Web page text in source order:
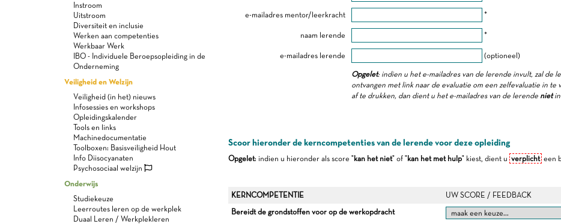
Instroom
Uitstroom
Diversiteit en inclusie
Werken aan competenties
Werkbaar Werk
IBO - Individuele Beroepsopleiding in de
Onderneming
Veiligheid en Welzijn
Veiligheid (in het) nieuws
Infosessies en workshops
Opleidingskalender
Tools en links
Machinedocumentatie
Toolboxen: Basisveiligheid Hout
Info Diisocyanaten
Psychosociaal welzijn
Onderwijs
Studiekeuze
Leerroutes leren op de werkplek
Duaal Leren / Werkplekleren
e-mailadres mentor/leerkracht *
naam lerende *
e-mailadres lerende (optioneel)
Opgelet: indien u het e-mailadres van de lerende invult, zal de
ontvangen met link naar de evaluatie om een zelfevaluatie in
af te drukken, dan dient u het e-mailadres van de lerende nietin
Scoor hieronder de kerncompetenties van de lerende voor deze opleiding
Opgelet: indien u hieronder als score "kan het niet" of "kan het met hulp" kiest, dient u verplichteen
KERNCOMPETENTIE UW SCORE / FEEDBACK
Bereidt de grondstoffen voor op de werkopdracht